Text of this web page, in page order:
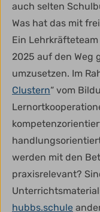
auch selten
Was hat das mit
Ein
2025 auf den Weg
umzusetzen. Im
Clustern“ vom
werden mit den
praxisrelevant?
hubbs.schule